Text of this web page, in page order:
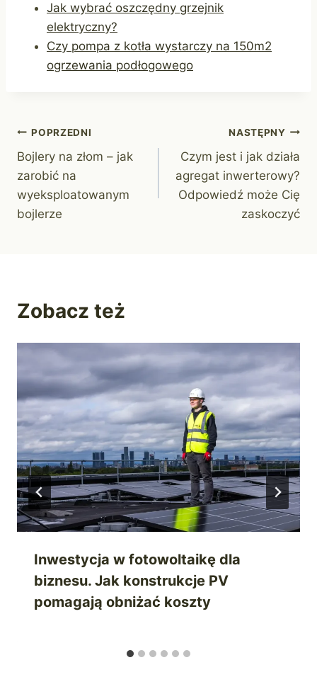
Jak wybrać oszczędny grzejnik
elektryczny?
Czy pompa z kotła wystarczy na 150m2
ogrzewania podłogowego
Nawigacja
wpisu
POPRZEDNI
Bojlery na złom – jak
zarobić na
wyeksploatowanym
bojlerze
NASTĘPNY
Czym jest i jak działa
agregat inwerterowy?
Odpowiedź może Cię
zaskoczyć
Zobacz też
Inwestycja w fotowoltaikę dla
biznesu. Jak konstrukcje PV
pomagają obniżać koszty